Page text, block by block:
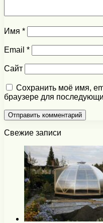
Имя *
Email *
Сайт
Сохранить моё имя,
браузере для
Свежие записи